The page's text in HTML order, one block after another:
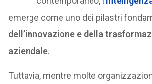
emerge come uno dei pilastri
dell’innovazione e della
aziendale.
Tuttavia, mentre molte